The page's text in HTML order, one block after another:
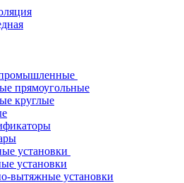
прямоугольные
круглые
установки
установки
вытяжные установки